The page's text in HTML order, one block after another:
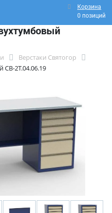
Корзина
0 позиций
Верстаки Святогор
СВ-2Т.04.06.19